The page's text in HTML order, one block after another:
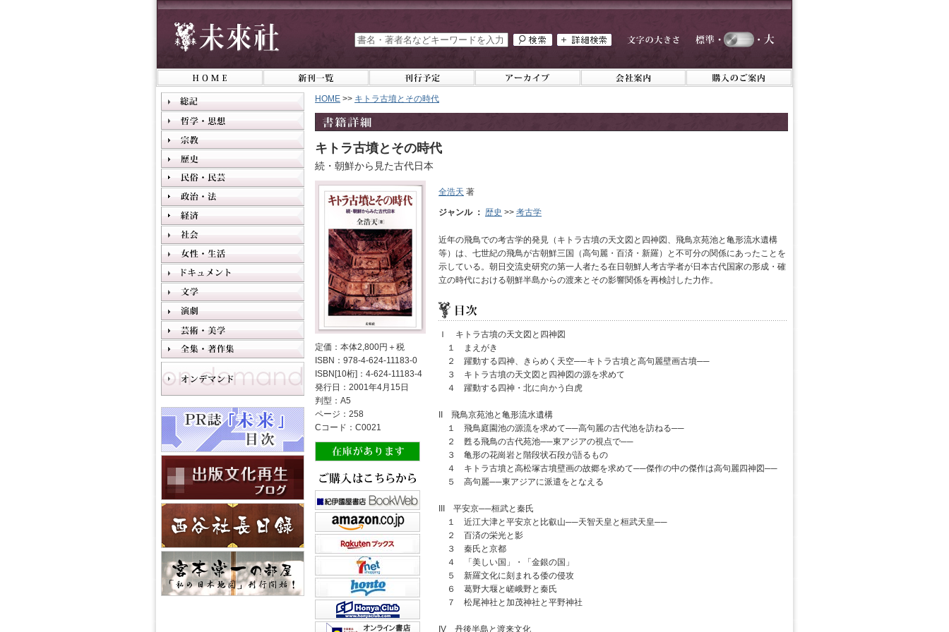
HOME >> キトラ古墳とその時代
キトラ古墳とその時代
続・朝鮮から見た古代日本
定価：本体2,800円＋税
ISBN：978-4-624-11183-0
ISBN[10桁]：4-624-11183-4
発行日：2001年4月15日
判型：A5
ページ：258
Cコード：C0021
全浩天 著
ジャンル ： 歴史 >> 考古学
近年の飛鳥での考古学的発見（キトラ古墳の天文図と四神図、飛鳥京苑池と亀形流水遺構
等）は、七世紀の飛鳥が古朝鮮三国（高句麗・百済・新羅）と不可分の関係にあったことを
示している。朝日交流史研究の第一人者たる在日朝鮮人考古学者が日本古代国家の形成・確
立の時代における朝鮮半島からの渡来とその影響関係を再検討した力作。
Ｉ キトラ古墳の天文図と四神図
１ まえがき
２ 躍動する四神、きらめく天空──キトラ古墳と高句麗壁画古墳──
３ キトラ古墳の天文図と四神図の源を求めて
４ 躍動する四神・北に向かう白虎
II 飛鳥京苑池と亀形流水遺構
１ 飛鳥庭園池の源流を求めて──高句麗の古代池を訪ねる──
２ 甦る飛鳥の古代苑池──東アジアの視点で──
３ 亀形の花崗岩と階段状石段が語るもの
４ キトラ古墳と高松塚古墳壁画の故郷を求めて──傑作の中の傑作は高句麗四神図──
５ 高句麗──東アジアに派遣をとなえる
III 平安京──桓武と秦氏
１ 近江大津と平安京と比叡山──天智天皇と桓武天皇──
２ 百済の栄光と影
３ 秦氏と京都
４ 「美しい国」・「金銀の国」
５ 新羅文化に刻まれる倭の侵攻
６ 葛野大堰と嵯峨野と秦氏
７ 松尾神社と加茂神社と平野神社
IV 丹後半島と渡来文化